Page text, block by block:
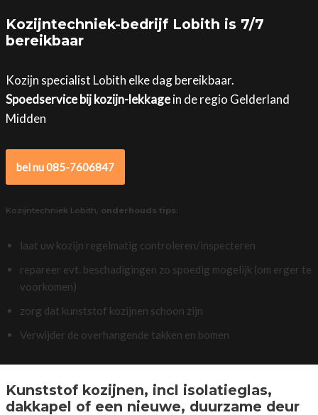
Kozijntechniek-bedrijf Lobith is 7/7
bereikbaar
Kozijn specialist Lobith elke dag bereikbaar.
Spoedservice bij kozijn-lekkagein de regio Gelderland
Midden
bel nu 085-7606847
Kozijntechniek Lobith, onderhouds tips:
laat uw kozijn regelmatig controleren/inspecteren
repareer evt. beschadigingen zo spoedig mogelijk (om erger te
voorkomen)
zorg dat kunststof kozijnen schoon zijn
Verwijder de overhangende takken en bomen
Kunststof kozijnen, incl isolatieglas,
dakkapel of een nieuwe, duurzame deur